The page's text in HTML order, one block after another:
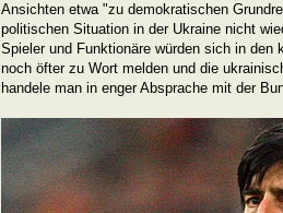
Ansichten etwa "zu demokratischen
politischen Situation in der Ukraine nicht
Spieler und Funktionäre würden sich in den
noch öfter zu Wort melden und die
handele man in enger Absprache mit der